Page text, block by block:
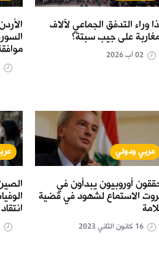
وراء التدفق الجماعي لآلاف
على جيب سبتة؟
عربي ودولي
أوروبيون يبدأون في
الاستماع لشهود في قضية